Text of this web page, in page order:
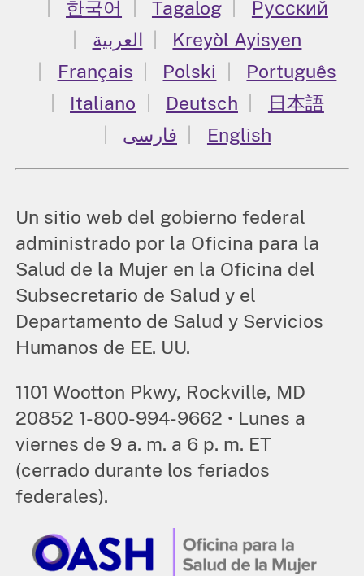
한국어
Tagalog
Русский
العربية
Kreyòl Ayisyen
Français
Polski
Português
Italiano
Deutsch
日本語
فارسی
English
Un sitio web del gobierno federal
administrado por la Oficina para la
Salud de la Mujer en la Oficina del
Subsecretario de Salud y el
Departamento de Salud y Servicios
Humanos de EE. UU.
1101 Wootton Pkwy, Rockville, MD
20852 1-800-994-9662 • Lunes a
viernes de 9 a. m. a 6 p. m. ET
(cerrado durante los feriados
federales).